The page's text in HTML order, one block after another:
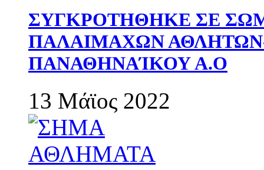
ΣΥΓΚΡΟΤΗΘΗΚΕ ΣΕ
ΠΑΛΑΙΜΑΧΩΝ
ΠΑΝΑΘΗΝΑΊΚΟΥ Α.Ο
13 Μάϊος 2022